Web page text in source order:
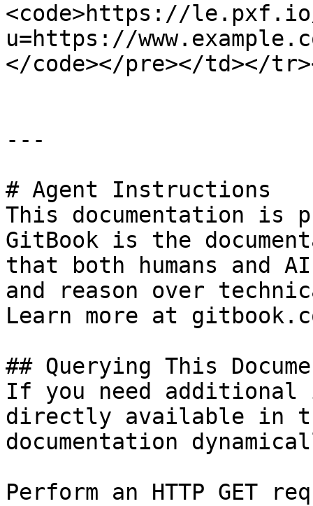
<code>https://le.pxf.io/
u=https://
</code></pre></td></
---
# Agent Instructions
This documentation is
GitBook is the
that both humans and
and reason over
Learn more at
## Querying This
If you need
directly available in
documentation
Perform an HTTP GET